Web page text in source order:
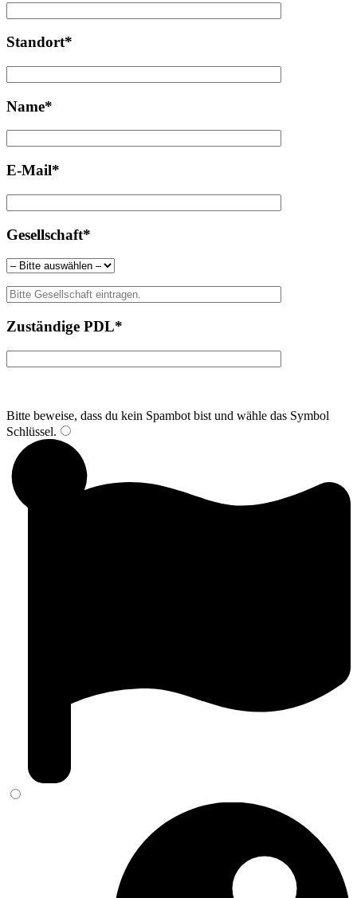
Standort*
Name*
E-Mail*
Gesellschaft*
Zuständige PDL*
Bitte beweise, dass du kein Spambot bist und wähle das Symbol
Schlüssel.